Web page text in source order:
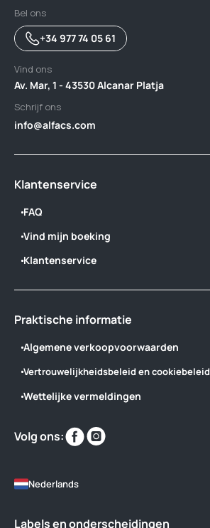
Bel ons
+34 977 74 05 61
Vind ons
Av. Mar, 1 - 43530 Alcanar Platja
Schrijf ons
info@alfacs.com
Klantenservice
FAQ
Vind mijn boeking
Klantenservice
Praktische informatie
Algemene verkoopvoorwaarden
Vertrouwelijkheidsbeleid en cookiebeleid
Wettelijke vermeldingen
Volg ons:
Vind
ons
Nederlands
Labels en onderscheidingen